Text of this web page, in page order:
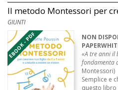
Il metodo Montessori per
GIUNTI
EBOOK - PDF
NON
«A tre anni il
fondamenta
Montessori)
Semplice e
questo libro